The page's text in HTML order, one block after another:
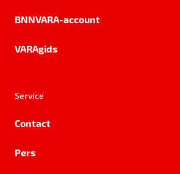
BNNVARA-account
VARAgids
Service
Contact
Pers